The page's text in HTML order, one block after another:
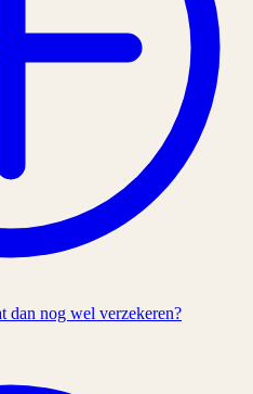
nog wel verzekeren?